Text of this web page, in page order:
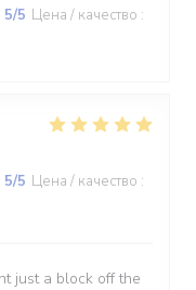
5/5 Цена / качество :
5/5 Цена / качество :
just a block off the